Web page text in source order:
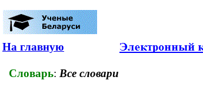
На главную
Словарь: Все словари